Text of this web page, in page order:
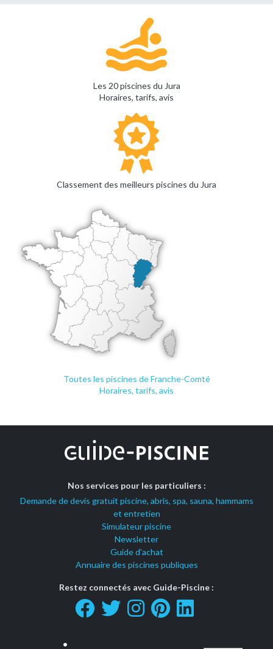
Les 20 piscines du Jura
Horaires, tarifs, avis
Classement des meilleurs piscines du Jura
Toutes les piscines de Franche-Comté
Horaires, tarifs, avis
Nos services pour les particuliers :
Demande de devis gratuit piscine, abris, spa, sauna, hammams
et entretien
Simulateur piscine
Newsletter
Guide d'achat
Annuaire des piscines publiques
Restez connectés avec Guide-Piscine :